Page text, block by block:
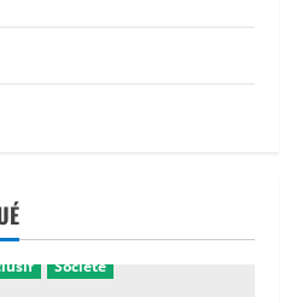
Société